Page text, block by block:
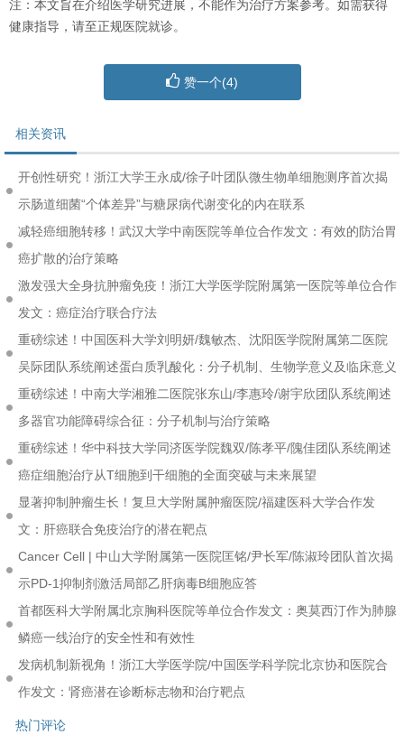
注：本文旨在介绍医学研究进展，不能作为治疗方案参考。如需获得
健康指导，请至正规医院就诊。
赞一个(4)
相关资讯
开创性研究！浙江大学王永成/徐子叶团队微生物单细胞测序首次揭
示肠道细菌“个体差异”与糖尿病代谢变化的内在联系
减轻癌细胞转移！武汉大学中南医院等单位合作发文：有效的防治胃
癌扩散的治疗策略
激发强大全身抗肿瘤免疫！浙江大学医学院附属第一医院等单位合作
发文：癌症治疗联合疗法
重磅综述！中国医科大学刘明妍/魏敏杰、沈阳医学院附属第二医院
吴际团队系统阐述蛋白质乳酸化：分子机制、生物学意义及临床意义
重磅综述！中南大学湘雅二医院张东山/李惠玲/谢宇欣团队系统阐述
多器官功能障碍综合征：分子机制与治疗策略
重磅综述！华中科技大学同济医学院魏双/陈孝平/隗佳团队系统阐述
癌症细胞治疗从T细胞到干细胞的全面突破与未来展望
显著抑制肿瘤生长！复旦大学附属肿瘤医院/福建医科大学合作发
文：肝癌联合免疫治疗的潜在靶点
Cancer Cell | 中山大学附属第一医院匡铭/尹长军/陈淑玲团队首次揭
示PD-1抑制剂激活局部乙肝病毒B细胞应答
首都医科大学附属北京胸科医院等单位合作发文：奥莫西汀作为肺腺
鳞癌一线治疗的安全性和有效性
发病机制新视角！浙江大学医学院/中国医学科学院北京协和医院合
作发文：肾癌潜在诊断标志物和治疗靶点
热门评论